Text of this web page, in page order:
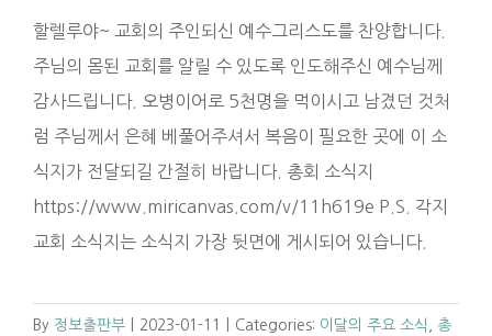
할렐루야~ 교회의 주인되신 예수그리스도를 찬양합니다.
주님의 몸된 교회를 알릴 수 있도록 인도해주신 예수님께
감사드립니다. 오병이어로 5천명을 먹이시고 남겼던 것처
럼 주님께서 은혜 베풀어주셔서 복음이 필요한 곳에 이 소
식지가 전달되길 간절히 바랍니다. 총회 소식지
https://www.miricanvas.com/v/11h619e P.S. 각지
교회 소식지는 소식지 가장 뒷면에 게시되어 있습니다.
By 정보출판부 2023-01-11 Categories: 이달의 주요 소식 총